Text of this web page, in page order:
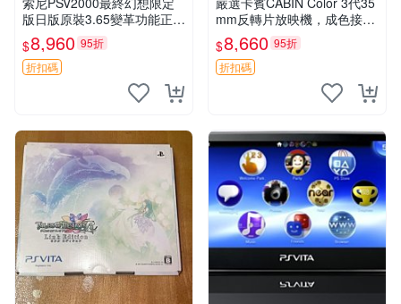
版日版原裝3.65變革功能正常
背面小劃痕磨損 實物圖可查
限量珍藏 畫集 游戲機
$8,960 95折
折扣碼
mm反轉片放映機，成色接近
全新，隨附原裝說明書與包裝
盒，支持110V電源 反轉片放
映機 CABIN Color
$8,660 95折
折扣碼